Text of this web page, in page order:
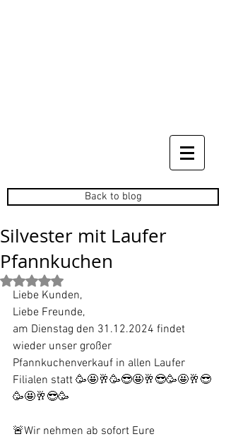
Back to blog
Silvester mit Laufer
Pfannkuchen
Mit NaN von 5 Sternen bewertet.
Liebe Kunden,
Liebe Freunde,
am Dienstag den 31.12.2024 findet
wieder unser großer
Pfannkuchenverkauf in allen Laufer
Filialen statt 🥳🤩🥂🥳😎🤩🥂😎🥳🤩🥂😎
🥳🤩🥂😎🥳
🚨Wir nehmen ab sofort Eure